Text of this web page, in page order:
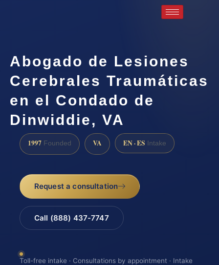
Abogado de Lesiones
Cerebrales Traumáticas
en el Condado de
Dinwiddie, VA
1997 Founded VA EN · ES Intake
Request a consultation
Call (888) 437-7747
Toll-free intake · Consultations by appointment · Intake